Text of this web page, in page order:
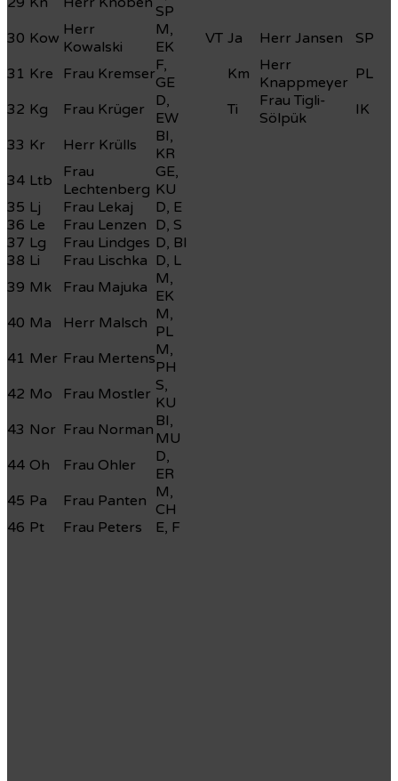
SP
30 Kow Herr
Kowalski
M,
EK
VT Ja Herr Jansen
SP
31 Kre Frau KremserF,
GE
Km
Herr
Knappmeyer PL
32 Kg Frau Krüger
D,
EW
Ti
Frau Tigli-
Sölpük
IK
33 Kr Herr Krülls
BI,
KR
34 Ltb
Frau
Lechtenberg
GE,
KU
35 Lj Frau Lekaj
D, E
36 Le Frau Lenzen
D, S
37 Lg Frau Lindges D, BI
38 Li Frau Lischka D, L
39 Mk Frau Majuka M,
EK
40 Ma Herr Malsch M,
PL
41 Mer Frau MertensM,
PH
42 Mo Frau Mostler S,
KU
43 Nor Frau Norman BI,
MU
44 Oh Frau Ohler
D,
ER
45 Pa Frau Panten
M,
CH
46 Pt Frau Peters E, F